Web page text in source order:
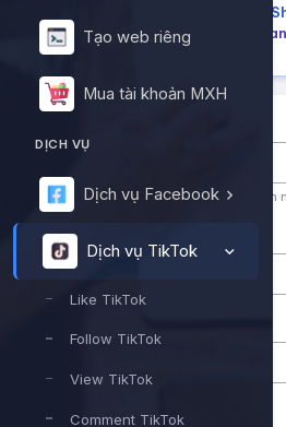
Tạo web riêng
Mua tài khoản MXH
DỊCH VỤ
Dịch vụ Facebook
Dịch vụ TikTok
Like TikTok
Follow TikTok
View TikTok
Comment TikTok
Mua hàng trên Shopee, Tiktok
lại tiền hoàn, tham khảo tại
Nhập tên hoặc ID dịch vụ để tìm
Nền tảng